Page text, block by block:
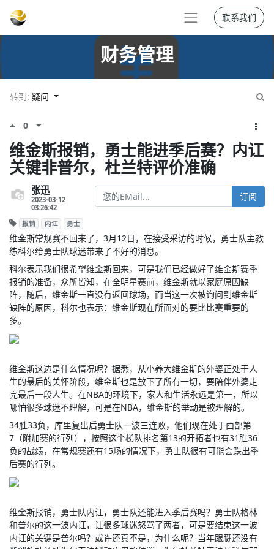
联系我们
财务管理
转到: 疑问
0
维金斯报销，勇士能进季后赛？内讧
关键非普尔，杜兰特评价准确
张迅
2023-03-12
03:26:42
订阅
报销 内讧 勇士
维金斯常规赛不回来了，3月12日，在接受采访的时候，勇士队主教
练科尔给勇士队球迷带来了不好的消息。
科尔表示我们很希望维金斯回来，可是我们已经做好了维金斯赛季
报销的准备，众所皆知，在全明星赛前，维金斯就以家庭原因缺
阵，随后，维金斯一直没有返回球场，而当这一次被询问到维金斯
缺阵的原因，科尔也表示：维金斯现在所面对的要比比赛重要的
多。
维金斯这边是什么情况呢？据悉，从小养大维金斯的外婆正处于人
生的最后的关怀阶段，维金斯也是放下了所有一切，要陪伴外婆走
完最后一段人生。在NBA的环境下，家人和生活永远是第一，所以
哪怕很多球迷不理解，可是在NBA，维金斯的举动是被理解的。
34胜33负，库里复出后勇士队一波三连败，他们现在处于西部第
7（附加赛的行列），按照这个梯队排名第13的开拓者也有31胜36
负的战绩，在常规赛还有15场的情况下，勇士队很有可能会跌出季
后赛的行列。
维金斯报销，勇士队内讧，勇士队还能进入季后赛吗？勇士队格林
和普尔的这一波内讧，让很多球迷怒骂了两者，可是要结束这一波
内讧的关键是普尔吗？或许还真不是，为什么呢？当年跟腱还没有